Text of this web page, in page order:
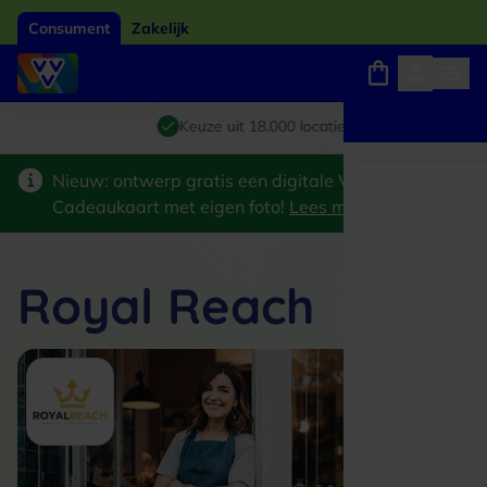
Consument Zakelijk
Giftcard van het jaar 2026
Keuze uit 18.000 locaties
Winkels, webshops en uitjes
Nieuw: ontwerp gratis een digitale VVV
Cadeaukaart met eigen foto! Lees meer
Royal Reach